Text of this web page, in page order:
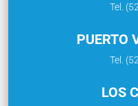
Tel.
PUERTO
Tel.
LOS